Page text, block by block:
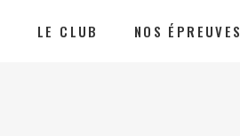
LE CLUB NOS ÉPREUVES